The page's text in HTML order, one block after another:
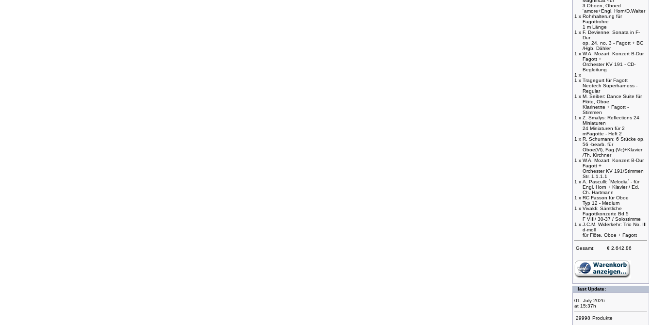
3 Oboen, Oboed
´amore+Engl. Horn/D.Walter
1 x Rohrhalterung für
Fagottrohre
1 m Länge
1 x F. Devienne: Sonata in F-
Dur
op. 24, no. 3 - Fagott + BC
/Hgb. Dähler
1 x W.A. Mozart: Konzert B-Dur
Fagott +
Orchester KV 191 - CD-
Begleitung
1 x
1 x Tragegurt für Fagott
Neotech Superharness -
Regular
1 x M. Seiber: Dance Suite für
Flöte, Oboe,
Klarinetrte + Fagott -
Stimmen
1 x Z. Smalys: Reflections 24
Miniaturen
24 Miniaturen für 2
mFagotte - Heft 2
1 x R. Schumann: 6 Stücke op.
56 -bearb. für
Oboe(Vl), Fag.(Vc)+Klavier
/Th. Kirchner
1 x W.A. Mozart: Konzert B-Dur
Fagott +
Orchester KV 191/Stimmen
Str. 1.1.1.1
1 x A. Pasculli: ´Melodia´ - für
Engl. Horn + Klavier / Ed.
Ch. Hartmann
1 x RC Fasson für Oboe
Typ 12 - Medium
1 x Vivaldi: Sämtliche
Fagottkonzerte Bd.5
F VIII/ 30-37 / Solostimme
1 x J.C.M. Widerkehr: Trio No. III
d-moll
für Flöte, Oboe + Fagott
Gesamt: € 2.642,86
last Update:
01. July 2026
at 15:37h
29998 Produkte